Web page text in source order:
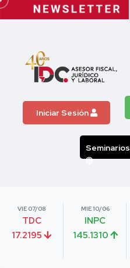
Iniciar Sesión
Seminarios
VIE 07/08
TDC
17.2195
MIE 10/06
INPC
145.1310